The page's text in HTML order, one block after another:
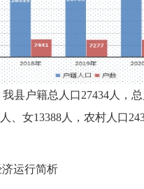
我县户籍总人口27434人，
、女13388人，农村人口
济运行简析